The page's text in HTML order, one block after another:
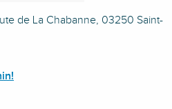
de La Chabanne, 03250 Saint-